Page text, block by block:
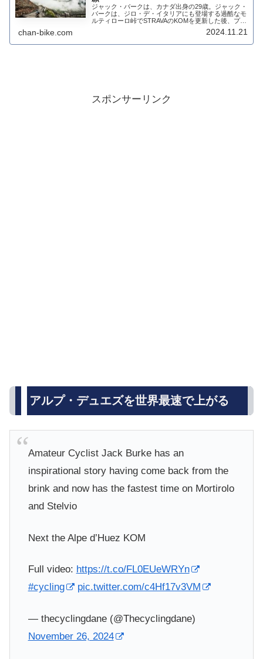
ジャック・バークは、カナダ出身の29歳。ジャック・
バークは、ジロ・デ・イタリアにも登場する過酷なモ
ルティローロ峠でSTRAVAのKOMを更新した後、プロ
チームに入れてとアピールしている。ニバリの記録を
chan-bike.com 2024.11.21
スポンサーリンク
アルプ・デュエズを世界最速で上がる
Amateur Cyclist Jack Burke has an
inspirational story having come back from the
brink and now has the fastest time on Mortirolo
and Stelvio
Next the Alpe d’Huez KOM
Full video: https://t.co/FL0EUeWRYn
#cycling
pic.twitter.com/c4Hf17v3VM
— thecyclingdane (@Thecyclingdane)
November 26, 2024